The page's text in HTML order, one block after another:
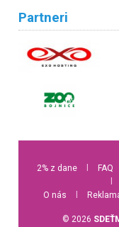
Partneri
2% z dane FAQ
O nás
© 2026